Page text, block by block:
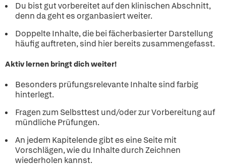
Du bist gut vorbereitet auf den klinischen Abschnitt,
denn da geht es organbasiert weiter.
Doppelte Inhalte, die bei fächerbasierter Darstellung
häufig auftreten, sind hier bereits zusammengefasst.
Aktiv lernen bringt dich weiter!
Besonders prüfungsrelevante Inhalte sind farbig
hinterlegt.
Fragen zum Selbsttest und/oder zur Vorbereitung auf
mündliche Prüfungen.
An jedem Kapitelende gibt es eine Seite mit
Vorschlägen, wie du Inhalte durch Zeichnen
wiederholen kannst.